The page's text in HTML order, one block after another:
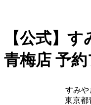
【公式】
青梅店 予
すみや
東京都